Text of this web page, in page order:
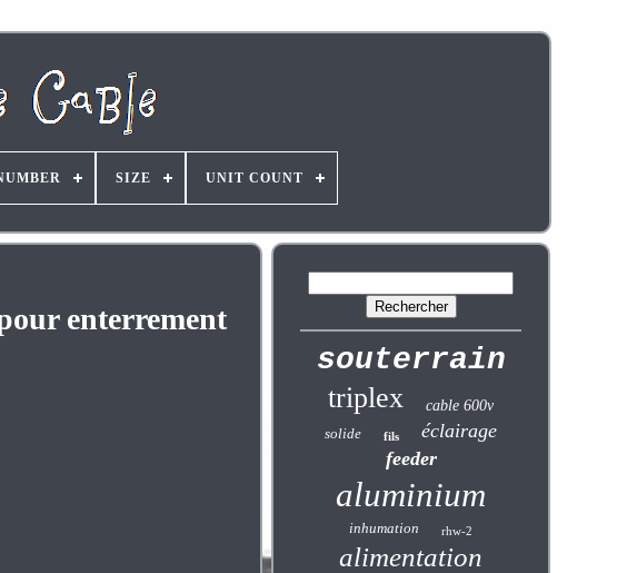
SIZE UNIT COUNT
enterrement
souterrain
triplex
cable 600v
solide
fils
éclairage
feeder
aluminium
inhumation rhw-2
alimentation